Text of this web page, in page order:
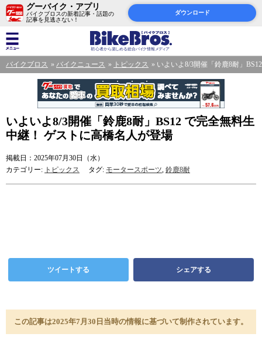
グーバイク・アプリ
バイクブロスの新着記事・話題の
記事を見逃さない！
ダウンロード
バイクブロス バイクニュース トピックス いよいよ8/3開催「鈴鹿8耐」
いよいよ8/3開催「鈴鹿8耐」BS12 で完全無料生
中継！ ゲストに高橋名人が登場
掲載日：2025年07月30日（水）
カテゴリー: トピックス タグ: モータースポーツ, 鈴鹿8耐
ツイートする シェアする
この記事は2025年7月30日当時の情報に基づいて制作されています。